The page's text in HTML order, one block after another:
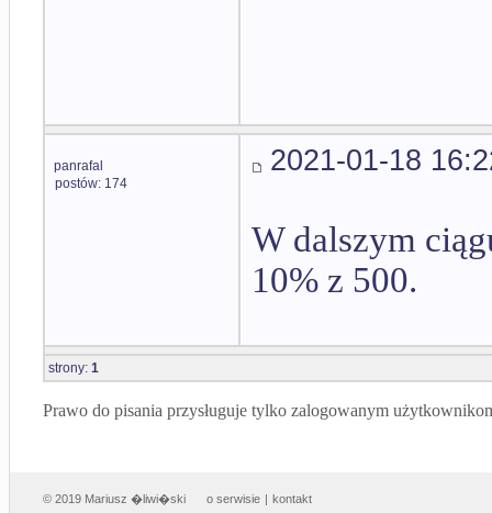
panrafal
postów: 174
2021-01-18
W dalszym
10% z 500.
strony: 1
Prawo do pisania przysługuje tylko zalogowanym
© 2019 Mariusz �liwi�ski o serwisie | kontakt